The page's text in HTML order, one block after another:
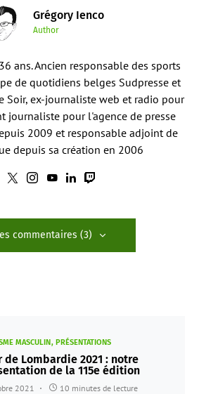
Grégory Ienco
Author
ans. Ancien responsable des sports
de quotidiens belges Sudpresse et
Soir, ex-journaliste web et radio pour
journaliste pour l'agence de presse
2009 et responsable adjoint de
depuis sa création en 2006
commentaires (3)
MASCULIN PRÉSENTATIONS
de Lombardie 2021 : notre
de la 115e édition
2021 10 minutes de lecture